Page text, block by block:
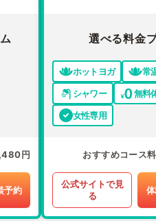
円
予約
選べる料金
ホットヨガ
常
シャワー
無料
女性専用
おすすめコース
公式サイトで見
る